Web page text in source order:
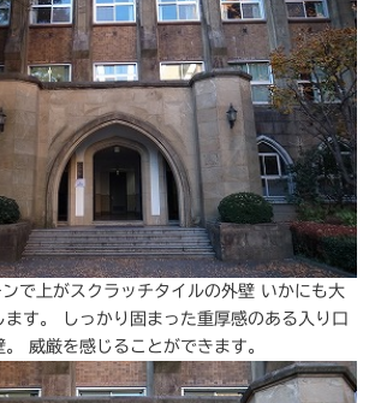
で上がスクラッチタイルの外壁 いかにも大
ます。 しっかり固まった重厚感のある入り口
威厳を感じることができます。